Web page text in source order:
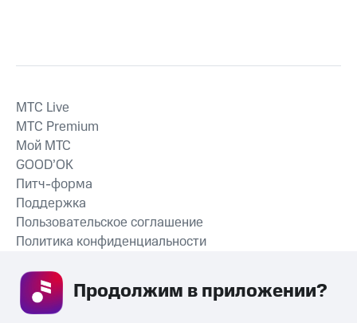
СКАЧАТЬ ПРИЛОЖЕНИЕ
MTС Live
MTС Premium
Мой МТС
GOOD’OK
Питч-форма
Поддержка
Пользовательское соглашение
Политика конфиденциальности